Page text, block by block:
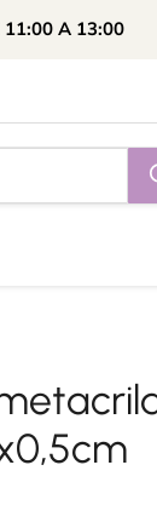
11:00 A 13:00